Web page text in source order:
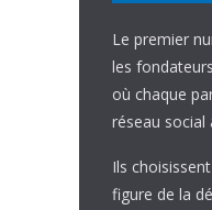
Le premier
les
où chaque
réseau social
Ils
figure de la